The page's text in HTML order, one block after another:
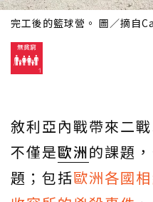
完工後的籃球營。 圖／摘自
敘利亞內戰帶來二
不僅是歐洲的課題
題；包括歐洲各國